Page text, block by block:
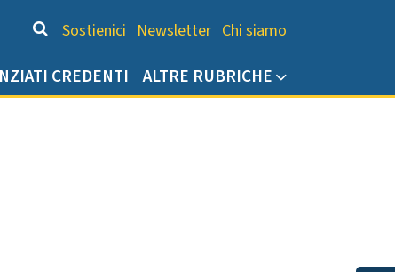
Chi siamo
Sostienici Newsletter Chi siamo
CREDENTI ALTRE RUBRICHE